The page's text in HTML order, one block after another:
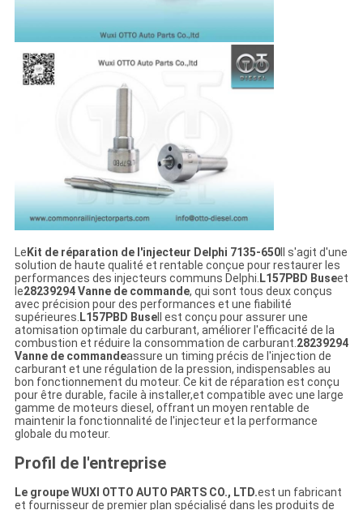
Le Kit de réparation de l'injecteur Delphi 7135-650Il s'agit d'une
solution de haute qualité et rentable conçue pour restaurer les
performances des injecteurs communs Delphi. L157PBD Buseet
le28239294 Vanne de commande, qui sont tous deux conçus
avec précision pour des performances et une fiabilité
supérieures. L157PBD BuseIl est conçu pour assurer une
atomisation optimale du carburant, améliorer l'efficacité de la
combustion et réduire la consommation de carburant. 28239294
Vanne de commandeassure un timing précis de l'injection de
carburant et une régulation de la pression, indispensables au
bon fonctionnement du moteur. Ce kit de réparation est conçu
pour être durable, facile à installer,et compatible avec une large
gamme de moteurs diesel, offrant un moyen rentable de
maintenir la fonctionnalité de l'injecteur et la performance
globale du moteur.
Profil de l'entreprise
Le groupe WUXI OTTO AUTO PARTS CO., LTD.est un fabricant
et fournisseur de premier plan spécialisé dans les produits de